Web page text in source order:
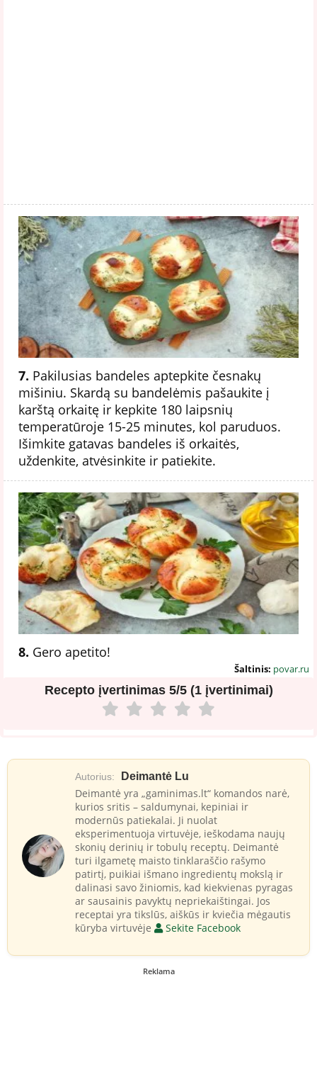
7. Pakilusias bandeles aptepkite česnakų
mišiniu. Skardą su bandelėmis pašaukite į
karštą orkaitę ir kepkite 180 laipsnių
temperatūroje 15-25 minutes, kol paruduos.
Išimkite gatavas bandeles iš orkaitės,
uždenkite, atvėsinkite ir patiekite.
8. Gero apetito!
Šaltinis: povar.ru
Recepto įvertinimas 5/5 (1 įvertinimai)
Autorius: Deimantė Lu
Deimantė yra „gaminimas.lt“ komandos narė,
kurios sritis – saldumynai, kepiniai ir
modernūs patiekalai. Ji nuolat
eksperimentuoja virtuvėje, ieškodama naujų
skonių derinių ir tobulų receptų. Deimantė
turi ilgametę maisto tinklaraščio rašymo
patirtį, puikiai išmano ingredientų mokslą ir
dalinasi savo žiniomis, kad kiekvienas pyragas
ar sausainis pavyktų nepriekaištingai. Jos
receptai yra tikslūs, aiškūs ir kviečia mėgautis
kūryba virtuvėje
Sekite Facebook
Reklama